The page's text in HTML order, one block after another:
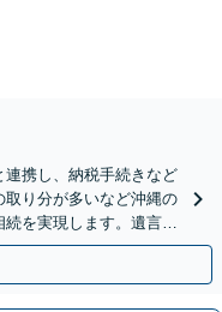
連携し、納税手続きなど
り分が多いなど沖縄の
を実現します。遺言書
へ出張も対応】